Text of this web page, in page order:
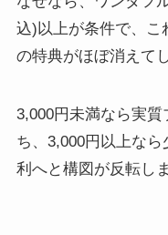
込)以上が条件で、こ
の特典がほぼ消えて
3,000円未満なら実
ち、3,000円以上な
利へと構図が反転しま